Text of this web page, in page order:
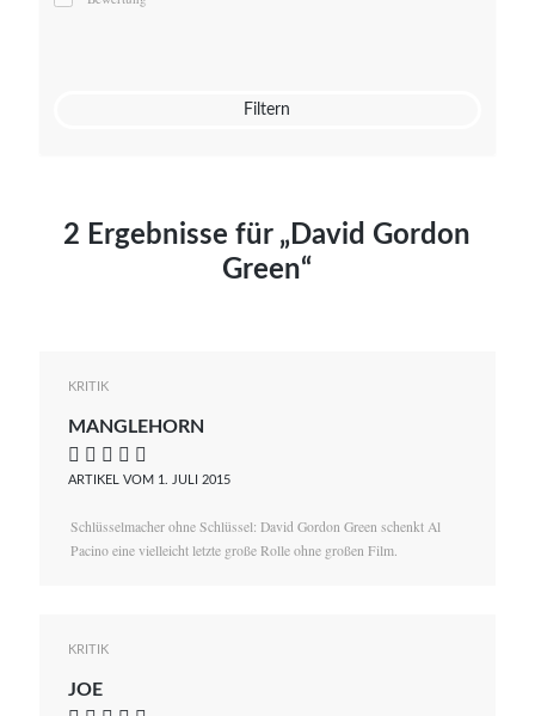
Mato von Vogelstein
Filtern
2 Ergebnisse für „David Gordon
Green“
KRITIK
MANGLEHORN
    
ARTIKEL VOM 1. JULI 2015
Schlüsselmacher ohne Schlüssel: David Gordon Green schenkt Al
Pacino eine vielleicht letzte große Rolle ohne großen Film.
KRITIK
JOE